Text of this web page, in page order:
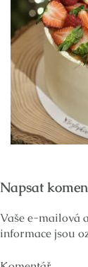
Napsat
Vaše e-mailová
informace jsou